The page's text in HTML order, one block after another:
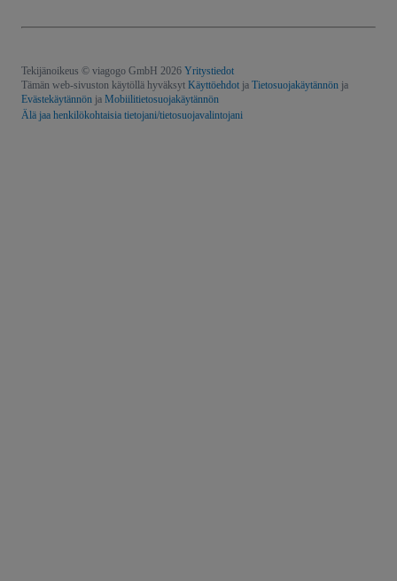
Tekijänoikeus © viagogo GmbH 2026 Yritystiedot
Tämän web-sivuston käytöllä hyväksyt Käyttöehdot ja Tietosuojakäytännön ja
Evästekäytännön ja Mobiilitietosuojakäytännön
Älä jaa henkilökohtaisia tietojani/tietosuojavalintojani